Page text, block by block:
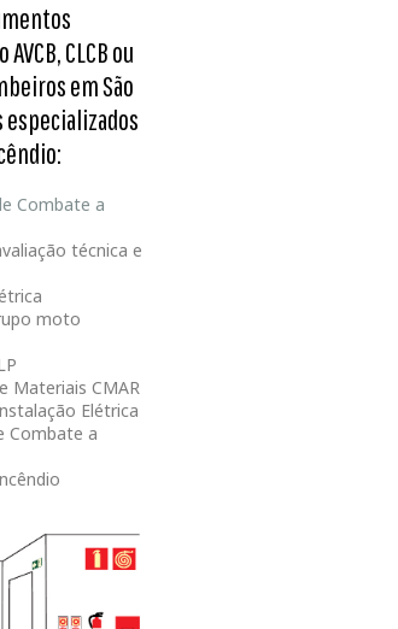
CLCB ou
em São
Combate a
técnica e
moto
Materiais CMAR
Elétrica
Combate a